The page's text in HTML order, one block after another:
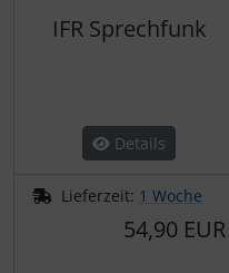
IFR Sprechfunk
Details
Lieferzeit: 1 Woche
54,90 EUR